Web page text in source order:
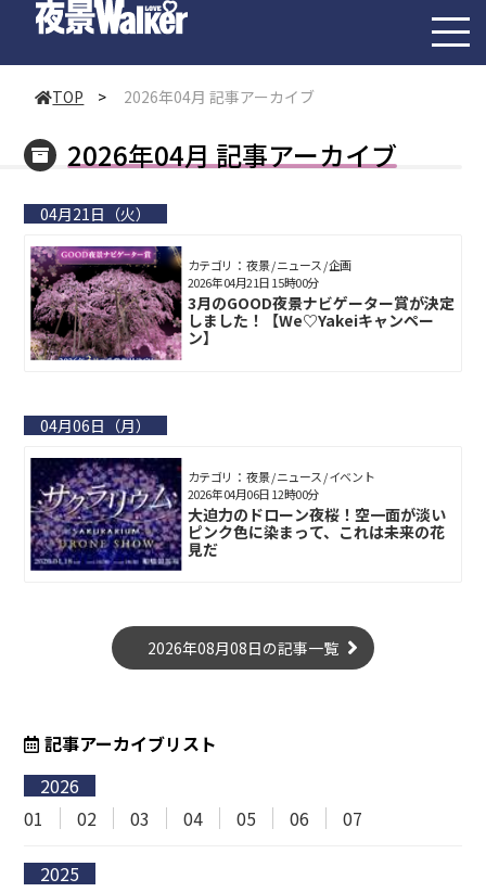
TOP > 2026年04月 記事アーカイブ
2026年04月 記事アーカイブ
04月21日（火）
カテゴリ： 夜景 / ニュース / 企画
3月のGOOD夜景ナビゲーター賞が決定
しました！【We♡Yakeiキャンペー
ン】
2026年04月21日 15時00分
04月06日（月）
カテゴリ： 夜景 / ニュース / イベント
大迫力のドローン夜桜！空一面が淡い
ピンク色に染まって、これは未来の花
見だ
2026年04月06日 12時00分
2026年08月08日の記事一覧
記事アーカイブリスト
2026
01
02 03 04 05 06 07
2025